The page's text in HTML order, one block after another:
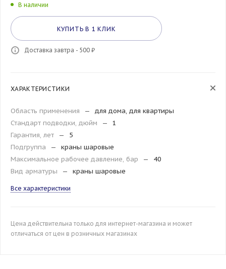
В наличии
КУПИТЬ В 1 КЛИК
Доставка завтра - 500 ₽
ХАРАКТЕРИСТИКИ
Область применения —
для дома, для квартиры
Стандарт подводки, дюйм
—
1
Гарантия, лет
—
5
Подгруппа
—
краны шаровые
Максимальное рабочее давление, бар
—
40
Вид арматуры
— краны шаровые
Все характеристики
Цена действительна только для интернет-магазина и может
отличаться от цен в розничных магазинах